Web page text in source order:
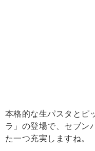
本格的な生パスタとピ
ラ」の登場で、セブン
た一つ充実しますね。